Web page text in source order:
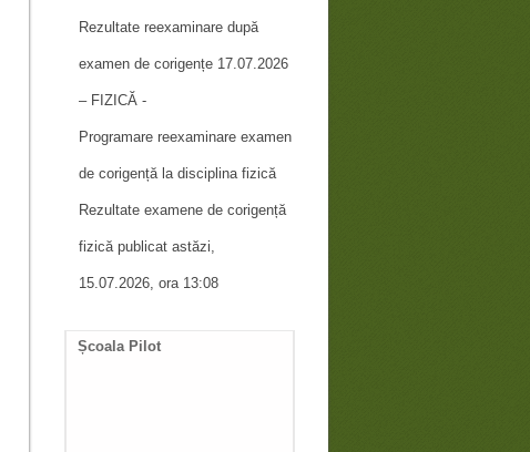
Rezultate reexaminare după
examen de corigențe 17.07.2026
– FIZICĂ -
Programare reexaminare examen
de corigență la disciplina fizică
Rezultate examene de corigență
fizică publicat astăzi,
15.07.2026, ora 13:08
Școala Pilot